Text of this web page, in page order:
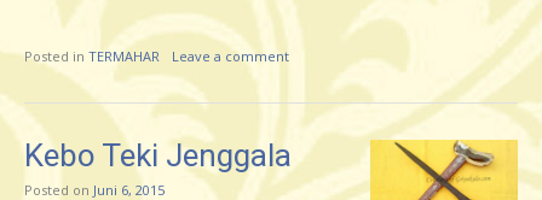
Posted in TERMAHAR Leave a comment
Kebo Teki Jenggala
Posted on Juni 6, 2015